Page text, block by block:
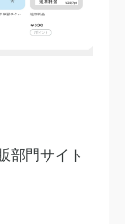
門サイト